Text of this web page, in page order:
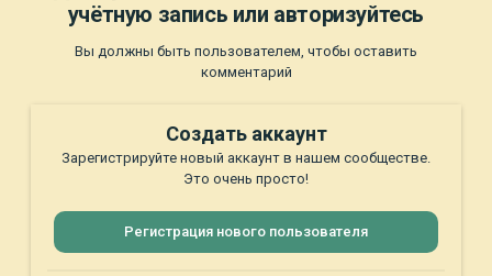
учётную запись или авторизуйтесь
Вы должны быть пользователем, чтобы оставить
комментарий
Создать аккаунт
Зарегистрируйте новый аккаунт в нашем сообществе.
Это очень просто!
Регистрация нового пользователя